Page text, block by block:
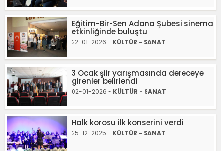
Eğitim-Bir-Sen Adana Şubesi sinema
etkinliğinde buluştu
22-01-2026 - KÜLTÜR - SANAT
3 Ocak şiir yarışmasında dereceye
girenler belirlendi
02-01-2026 - KÜLTÜR - SANAT
Halk korosu ilk konserini verdi
25-12-2025 - KÜLTÜR - SANAT